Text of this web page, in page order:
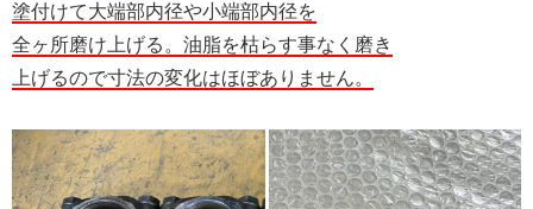
塗付けて大端部内径や小端部内径を
全ヶ所磨け上げる。油脂を枯らす事なく磨き
上げるので寸法の変化はほぼありません。